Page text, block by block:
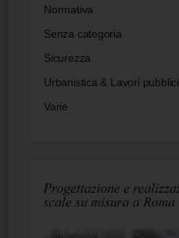
Normativa
Senza categoria
Sicurezza
Urbanistica & Lavori pubblici
Varie